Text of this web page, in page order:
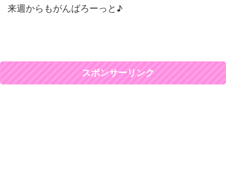
来週からもがんばろーっと♪
スポンサーリンク